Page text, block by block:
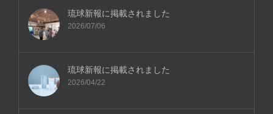
琉球新報に掲載されました
2026/07/06
琉球新報に掲載されました
2026/04/22